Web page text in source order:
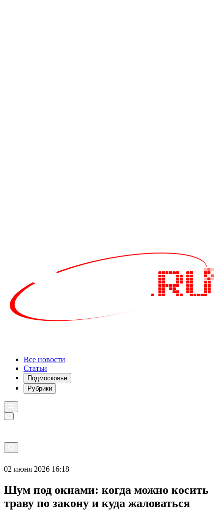
Все новости
Статьи
Подмосковье
Рубрики
02 июня 2026 16:18
Шум под окнами: когда можно косить
траву по закону и куда жаловаться